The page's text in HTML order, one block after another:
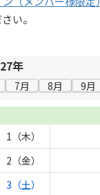
い。
年
7月 8月 9月
1（木）
2（金）
3（土）